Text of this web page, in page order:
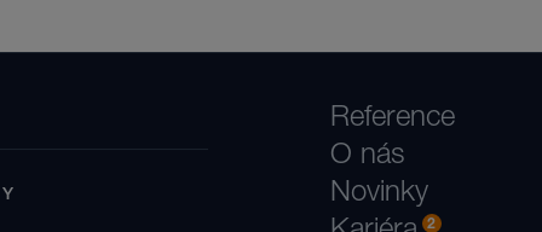
Reference
O nás
Novinky
2